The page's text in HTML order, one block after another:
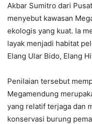
Akbar Sumitro dari
menyebut kawasan
ekologis yang kuat. Ia
layak menjadi habitat
Elang Ular Bido, Elang
Penilaian tersebut
Megamendung
yang relatif terjaga dan
konservasi burung